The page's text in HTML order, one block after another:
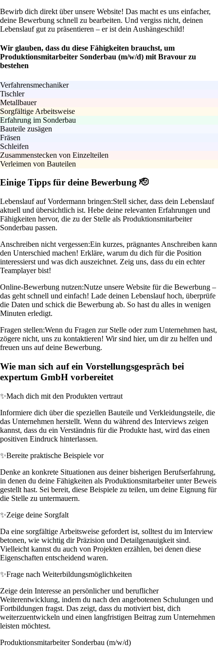
Bewirb dich direkt über unsere Website! Das macht es uns einfacher,
deine Bewerbung schnell zu bearbeiten. Und vergiss nicht, deinen
Lebenslauf gut zu präsentieren – er ist dein Aushängeschild!
Wir glauben, dass du diese Fähigkeiten brauchst, um
Produktionsmitarbeiter Sonderbau (m/w/d) mit Bravour zu
bestehen
Verfahrensmechaniker
Tischler
Metallbauer
Sorgfältige Arbeitsweise
Erfahrung im Sonderbau
Bauteile zusägen
Fräsen
Schleifen
Zusammenstecken von Einzelteilen
Verleimen von Bauteilen
Einige Tipps für deine Bewerbung 🫡
Lebenslauf auf Vordermann bringen:Stell sicher, dass dein Lebenslauf
aktuell und übersichtlich ist. Hebe deine relevanten Erfahrungen und
Fähigkeiten hervor, die zu der Stelle als Produktionsmitarbeiter
Sonderbau passen.
Anschreiben nicht vergessen:Ein kurzes, prägnantes Anschreiben kann
den Unterschied machen! Erkläre, warum du dich für die Position
interessierst und was dich auszeichnet. Zeig uns, dass du ein echter
Teamplayer bist!
Online-Bewerbung nutzen:Nutze unsere Website für die Bewerbung –
das geht schnell und einfach! Lade deinen Lebenslauf hoch, überprüfe
die Daten und schick die Bewerbung ab. So hast du alles in wenigen
Minuten erledigt.
Fragen stellen:Wenn du Fragen zur Stelle oder zum Unternehmen hast,
zögere nicht, uns zu kontaktieren! Wir sind hier, um dir zu helfen und
freuen uns auf deine Bewerbung.
Wie man sich auf ein Vorstellungsgespräch bei
expertum GmbH vorbereitet
✨Mach dich mit den Produkten vertraut
Informiere dich über die speziellen Bauteile und Verkleidungsteile, die
das Unternehmen herstellt. Wenn du während des Interviews zeigen
kannst, dass du ein Verständnis für die Produkte hast, wird das einen
positiven Eindruck hinterlassen.
✨Bereite praktische Beispiele vor
Denke an konkrete Situationen aus deiner bisherigen Berufserfahrung,
in denen du deine Fähigkeiten als Produktionsmitarbeiter unter Beweis
gestellt hast. Sei bereit, diese Beispiele zu teilen, um deine Eignung für
die Stelle zu untermauern.
✨Zeige deine Sorgfalt
Da eine sorgfältige Arbeitsweise gefordert ist, solltest du im Interview
betonen, wie wichtig dir Präzision und Detailgenauigkeit sind.
Vielleicht kannst du auch von Projekten erzählen, bei denen diese
Eigenschaften entscheidend waren.
✨Frage nach Weiterbildungsmöglichkeiten
Zeige dein Interesse an persönlicher und beruflicher
Weiterentwicklung, indem du nach den angebotenen Schulungen und
Fortbildungen fragst. Das zeigt, dass du motiviert bist, dich
weiterzuentwickeln und einen langfristigen Beitrag zum Unternehmen
leisten möchtest.
Produktionsmitarbeiter Sonderbau (m/w/d)